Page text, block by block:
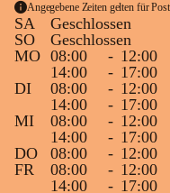
Angegebene Zeiten gelten für
SA
Geschlossen
SO
Geschlossen
MO 08:00 - 12:00
14:00
- 17:00
DI
08:00 - 12:00
14:00
- 17:00
MI
08:00 - 12:00
14:00
- 17:00
DO
08:00 - 12:00
FR
08:00 - 12:00
14:00
- 17:00